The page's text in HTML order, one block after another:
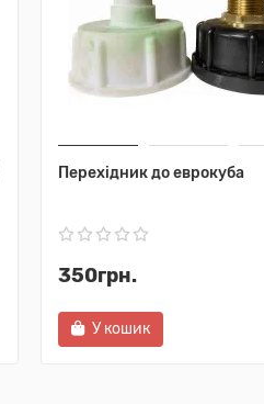
Перехідник до еврокуба
350грн.
У кошик